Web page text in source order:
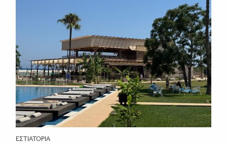
ΕΣΤΙΑΤΌΡΙΑ